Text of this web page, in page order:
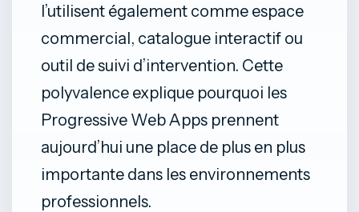
l’utilisent également comme espace
commercial, catalogue interactif ou
outil de suivi d’intervention. Cette
polyvalence explique pourquoi les
Progressive Web Apps prennent
aujourd’hui une place de plus en plus
importante dans les environnements
professionnels.